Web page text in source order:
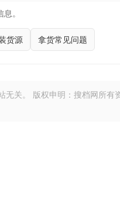
。
货源 拿货常见问题
无关。 版权申明：搜档网所有